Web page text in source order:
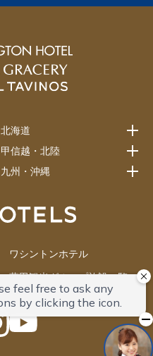
ワシントンホテル
藤田観光グループ施設一覧
北海道
甲信越・北陸
九州・沖縄